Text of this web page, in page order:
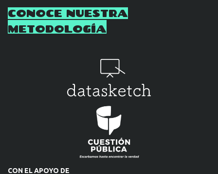
CONOCE NUESTRA
METODOLOGÍA
CON EL APOYO DE